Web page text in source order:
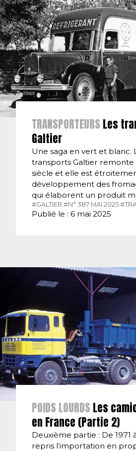
TRANSPORTEURS Les
Galtier
Une saga en vert et blanc.
transports Galtier remonte
siècle et elle est
développement des
qui élaborent un produit
#GALTIER.#N° 387 MAI 2025.
Publié le : 6 mai 2025
POIDS LOURDS Les
en France (Partie 2)
Deuxième partie : De 1971
repris l’importation en